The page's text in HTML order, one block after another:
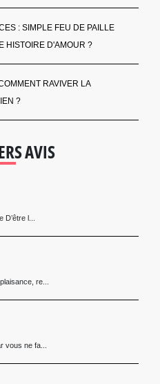
: SIMPLE FEU DE PAILLE
HISTOIRE D'AMOUR ?
RAVIVER LA
?
AVIS
l...
re...
vous ne fa...